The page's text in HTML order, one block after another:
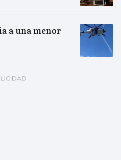
a una menor